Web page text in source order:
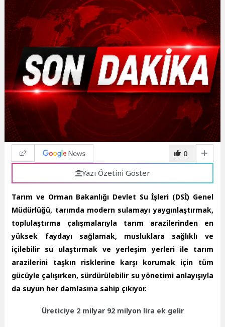
0
Yazı Özetini Göster
Tarım ve Orman Bakanlığı Devlet Su İşleri (DSİ) Genel
Müdürlüğü, tarımda modern sulamayı yaygınlaştırmak,
toplulaştırma çalışmalarıyla tarım arazilerinden en
yüksek faydayı sağlamak, musluklara sağlıklı ve
içilebilir su ulaştırmak ve yerleşim yerleri ile tarım
arazilerini taşkın risklerine karşı korumak için tüm
gücüyle çalışırken, sürdürülebilir su yönetimi anlayışıyla
da suyun her damlasına sahip çıkıyor.
Üreticiye 2 milyar 92 milyon lira ek gelir